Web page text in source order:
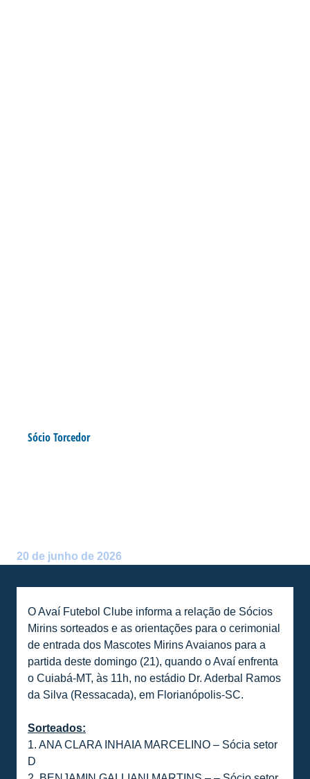
Sócio Torcedor
20 de junho de 2026
O Avaí Futebol Clube informa a relação de Sócios
Mirins sorteados e as orientações para o cerimonial
de entrada dos Mascotes Mirins Avaianos para a
partida deste domingo (21), quando o Avaí enfrenta
o Cuiabá-MT, às 11h, no estádio Dr. Aderbal Ramos
da Silva (Ressacada), em Florianópolis-SC.
Sorteados:
1. ANA CLARA INHAIA MARCELINO – Sócia setor
D